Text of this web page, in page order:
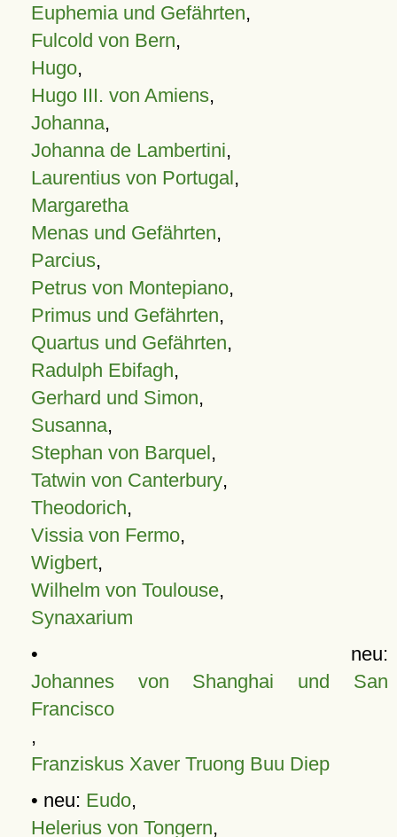
Euphemia und Gefährten,
Fulcold von Bern,
Hugo,
Hugo III. von Amiens,
Johanna,
Johanna de Lambertini,
Laurentius von Portugal,
Margaretha
Menas und Gefährten,
Parcius,
Petrus von Montepiano,
Primus und Gefährten,
Quartus und Gefährten,
Radulph Ebifagh,
Gerhard und Simon,
Susanna,
Stephan von Barquel,
Tatwin von Canterbury,
Theodorich,
Vissia von Fermo,
Wigbert,
Wilhelm von Toulouse,
Synaxarium
• neu:
Johannes von Shanghai und San
Francisco
,
Franziskus Xaver Truong Buu Diep
• neu: Eudo,
Helerius von Tongern,